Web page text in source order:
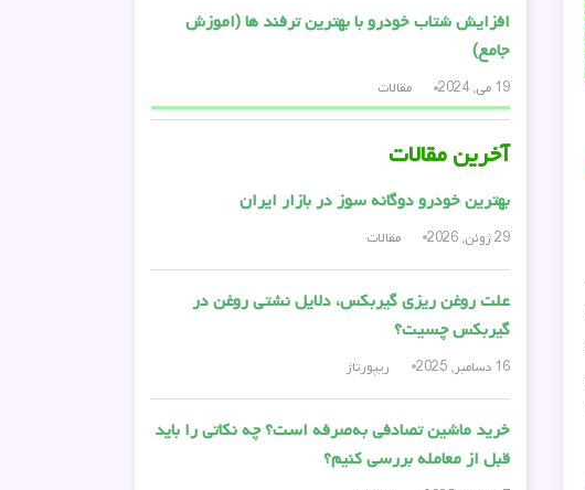
افزایش شتاب خودرو با بهترین ترفند ها (اموزش
جامع)
19 می, 2024 مقالات
آخرین مقالات
بهترین خودرو دوگانه سوز در بازار ایران
29 ژوئن, 2026 مقالات
علت روغن ریزی گیربکس، دلایل نشتی روغن در
گیربکس چسیت؟
16 دسامبر, 2025 ریپورتاژ
خرید ماشین تصادفی به‌صرفه است؟ چه نکاتی را باید
قبل از معامله بررسی کنیم؟